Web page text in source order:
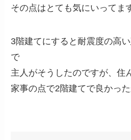
その点はとても気にいってま
3階建てにすると耐震度の高
で
主人がそうしたのですが、住
家事の点で2階建てで良かった